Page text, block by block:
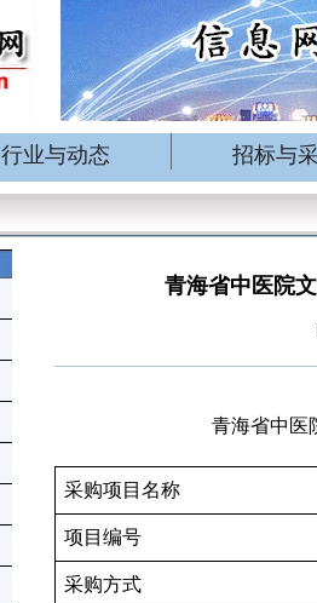
行业与动态 招标与
青海省中医院
青海省中医
采购项目名称
项目编号
采购方式